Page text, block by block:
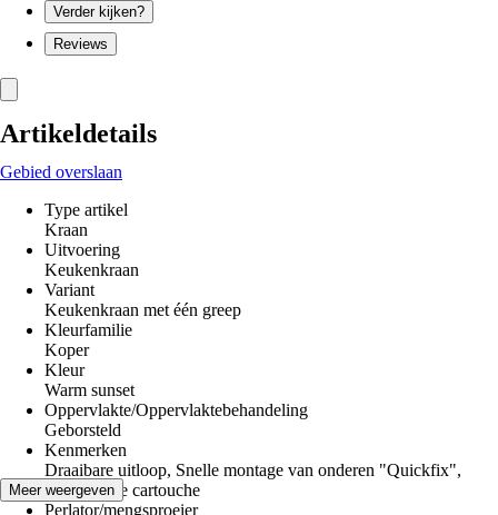
Verder kijken?
Reviews
Artikeldetails
Gebied overslaan
Type artikel
Kraan
Uitvoering
Keukenkraan
Variant
Keukenkraan met één greep
Kleurfamilie
Koper
Kleur
Warm sunset
Oppervlakte/Oppervlaktebehandeling
Geborsteld
Kenmerken
Draaibare uitloop, Snelle montage van onderen "Quickfix",
Keramische cartouche
Perlator/mengsproeier
Meer weergeven